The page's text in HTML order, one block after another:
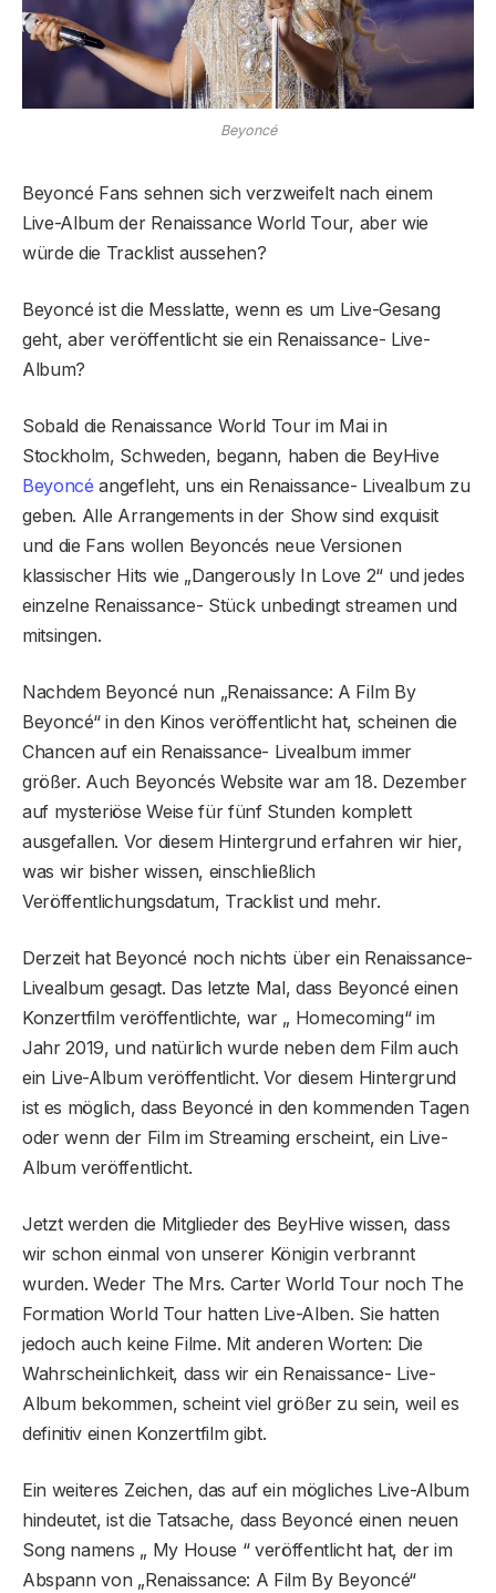
Beyoncé
Beyoncé Fans sehnen sich verzweifelt nach einem
Live-Album der Renaissance World Tour, aber wie
würde die Tracklist aussehen?
Beyoncé ist die Messlatte, wenn es um Live-Gesang
geht, aber veröffentlicht sie ein Renaissance- Live-
Album?
Sobald die Renaissance World Tour im Mai in
Stockholm, Schweden, begann, haben die BeyHive
Beyoncé angefleht, uns ein Renaissance- Livealbum zu
geben. Alle Arrangements in der Show sind exquisit
und die Fans wollen Beyoncés neue Versionen
klassischer Hits wie „Dangerously In Love 2“ und jedes
einzelne Renaissance- Stück unbedingt streamen und
mitsingen.
Nachdem Beyoncé nun „Renaissance: A Film By
Beyoncé“ in den Kinos veröffentlicht hat, scheinen die
Chancen auf ein Renaissance- Livealbum immer
größer. Auch Beyoncés Website war am 18. Dezember
auf mysteriöse Weise für fünf Stunden komplett
ausgefallen. Vor diesem Hintergrund erfahren wir hier,
was wir bisher wissen, einschließlich
Veröffentlichungsdatum, Tracklist und mehr.
Derzeit hat Beyoncé noch nichts über ein Renaissance-
Livealbum gesagt. Das letzte Mal, dass Beyoncé einen
Konzertfilm veröffentlichte, war „ Homecoming“ im
Jahr 2019, und natürlich wurde neben dem Film auch
ein Live-Album veröffentlicht. Vor diesem Hintergrund
ist es möglich, dass Beyoncé in den kommenden Tagen
oder wenn der Film im Streaming erscheint, ein Live-
Album veröffentlicht.
Jetzt werden die Mitglieder des BeyHive wissen, dass
wir schon einmal von unserer Königin verbrannt
wurden. Weder The Mrs. Carter World Tour noch The
Formation World Tour hatten Live-Alben. Sie hatten
jedoch auch keine Filme. Mit anderen Worten: Die
Wahrscheinlichkeit, dass wir ein Renaissance- Live-
Album bekommen, scheint viel größer zu sein, weil es
definitiv einen Konzertfilm gibt.
Ein weiteres Zeichen, das auf ein mögliches Live-Album
hindeutet, ist die Tatsache, dass Beyoncé einen neuen
Song namens „ My House “ veröffentlicht hat, der im
Abspann von „Renaissance: A Film By Beyoncé“